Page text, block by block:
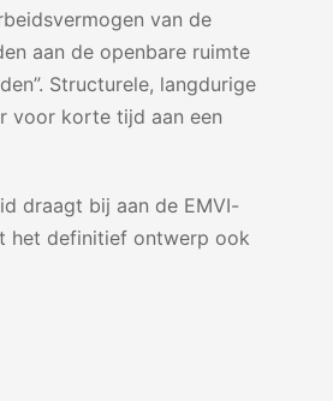
van de
aan de openbare ruimte
Structurele, langdurige
voor korte tijd aan een
draagt bij aan de EMVI-
het definitief ontwerp ook